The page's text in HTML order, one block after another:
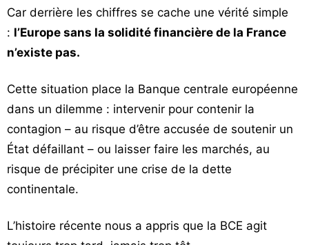
Car derrière les chiffres se cache une vérité simple
: l’Europe sans la solidité financière de la France
n’existe pas.
Cette situation place la Banque centrale européenne
dans un dilemme : intervenir pour contenir la
contagion – au risque d’être accusée de soutenir un
État défaillant – ou laisser faire les marchés, au
risque de précipiter une crise de la dette
continentale.
L’histoire récente nous a appris que la BCE agit